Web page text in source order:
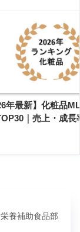
年最新】化粧品
｜売上・成長
養補助食品部